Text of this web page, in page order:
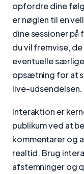
opfordre dine
er nøglen til en
dine sessioner
du vil fremvise,
eventuelle
opsætning for at
live-udsendelsen.
Interaktion er
publikum ved at
kommentarer og
realtid. Brug
afstemninger og